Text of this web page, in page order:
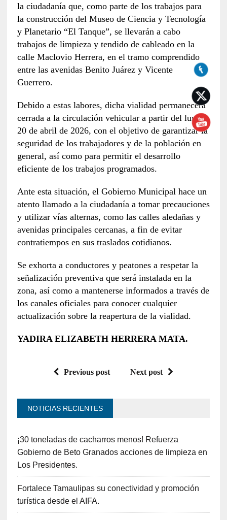
la ciudadanía que, como parte de los trabajos para
la construcción del Museo de Ciencia y Tecnología
y Planetario “El Tanque”, se llevarán a cabo
trabajos de limpieza y tendido de cableado en la
calle Maclovio Herrera, en el tramo comprendido
entre las avenidas Benito Juárez y Vicente
Guerrero.
Debido a estas labores, dicha vialidad permanecerá
cerrada a la circulación vehicular a partir del lunes
20 de abril de 2026, con el objetivo de garantizar la
seguridad de los trabajadores y de la población en
general, así como para permitir el desarrollo
eficiente de los trabajos programados.
Ante esta situación, el Gobierno Municipal hace un
atento llamado a la ciudadanía a tomar precauciones
y utilizar vías alternas, como las calles aledañas y
avenidas principales cercanas, a fin de evitar
contratiempos en sus traslados cotidianos.
Se exhorta a conductores y peatones a respetar la
señalización preventiva que será instalada en la
zona, así como a mantenerse informados a través de
los canales oficiales para conocer cualquier
actualización sobre la reapertura de la vialidad.
YADIRA ELIZABETH HERRERA MATA.
Previous post Next post
NOTICIAS RECIENTES
¡30 toneladas de cacharros menos! Refuerza
Gobierno de Beto Granados acciones de limpieza en
Los Presidentes.
Fortalece Tamaulipas su conectividad y promoción
turística desde el AIFA.